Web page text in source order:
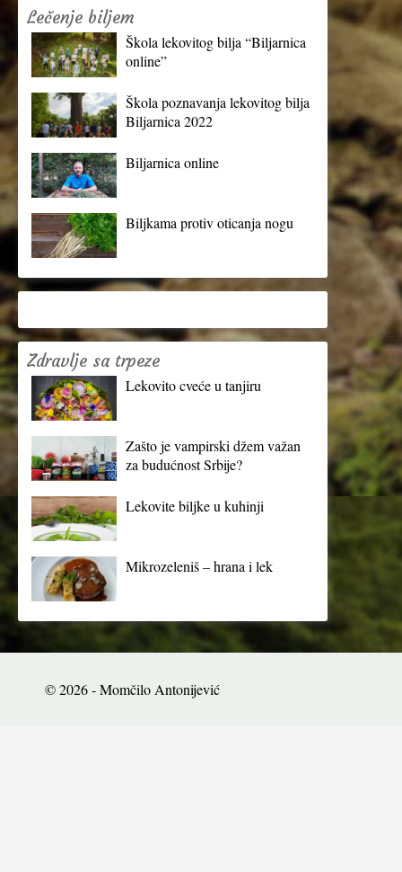
Lečenje biljem
Škola lekovitog bilja “Biljarnica
online”
Škola poznavanja lekovitog bilja
Biljarnica 2022
Biljarnica online
Biljkama protiv oticanja nogu
Zdravlje sa trpeze
Lekovito cveće u tanjiru
Zašto je vampirski džem važan
za budućnost Srbije?
Lekovite biljke u kuhinji
Mikrozeleniš – hrana i lek
© 2026 - Momčilo Antonijević